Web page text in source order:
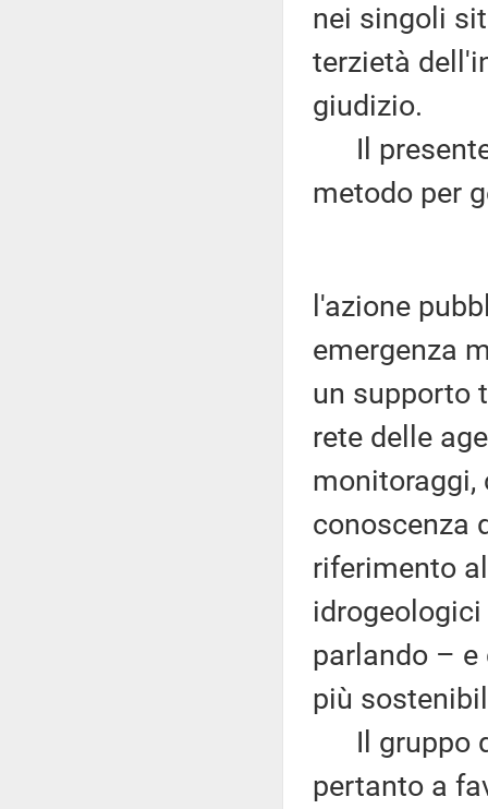
nei singoli
terzietà
giudizio.
Il presente
metodo per
l'azione
emergenza
un supporto
rete delle
conoscenza
riferimento
parlando – e
più
Il gruppo
pertanto a